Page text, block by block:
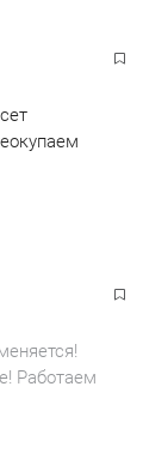
Работаем